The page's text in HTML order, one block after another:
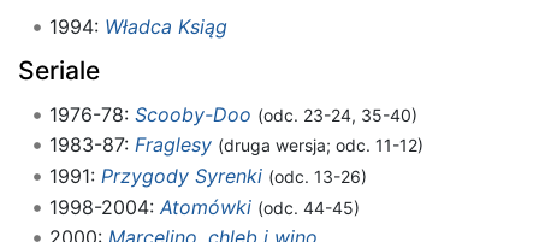
1994: Władca Ksiąg
Seriale
1976-78: Scooby-Doo (odc. 23-24, 35-40)
1983-87: Fraglesy (druga wersja; odc. 11-12)
1991: Przygody Syrenki (odc. 13-26)
1998-2004: Atomówki (odc. 44-45)